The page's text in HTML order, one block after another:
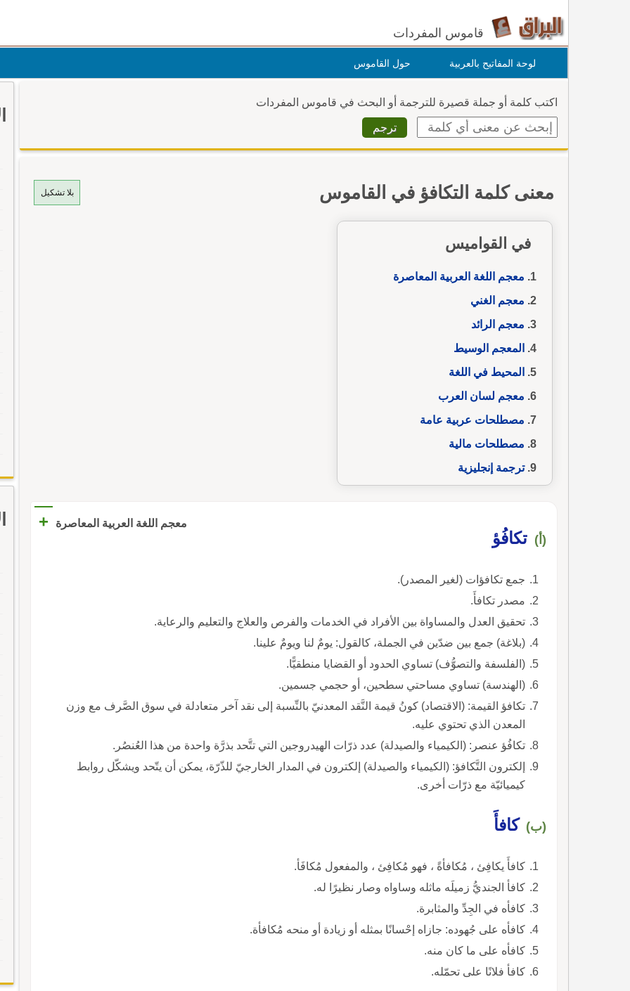
قاموس المفردات
لوحة المفاتيح بالعربية حول القاموس
اكتب كلمة أو جملة قصيرة للترجمة أو البحث في قاموس المفردات
بلا تشكيل معنى كلمة التكافؤ في القاموس
في القواميس
معجم اللغة العربية المعاصرة
معجم الغني
معجم الرائد
المعجم الوسيط
المحيط في اللغة
معجم لسان العرب
مصطلحات عربية عامة
مصطلحات مالية
ترجمة إنجليزية
معجم اللغة العربية المعاصرة +
(أ) تكافُؤ
جمع تكافؤات (لغير المصدر).
مصدر تكافأَ.
تحقيق العدل والمساواة بين الأفراد في الخدمات والفرص والعلاج والتعليم والرعاية.
(بلاغة) جمع بين ضدّين في الجملة، كالقول: يومٌ لنا ويومٌ علينا.
(الفلسفة والتصوُّف) تساوي الحدود أو القضايا منطقيًّا.
(الهندسة) تساوي مساحتي سطحين، أو حجمي جسمين.
تكافؤ القيمة: (الاقتصاد) كونُ قيمة النَّقد المعدنيّ بالنِّسبة إلى نقد آخر متعادلة في سوق الصَّرف مع وزن
المعدن الذي تحتوي عليه.
تكافُؤ عنصر: (الكيمياء والصيدلة) عدد ذرّات الهيدروجين التي تتَّحد بذرَّة واحدة من هذا العُنصُر.
إلكترون التَّكافؤ: (الكيمياء والصيدلة) إلكترون في المدار الخارجيّ للذّرّة، يمكن أن يتّحد ويشكّل روابط
كيميائيّة مع ذرّات أخرى.
(ب) كافأَ
كافأَ يكافِئ ، مُكافأةً ، فهو مُكافِئ ، والمفعول مُكافَأ.
كافأ الجنديُّ زميلَه ماثله وساواه وصار نظيرًا له.
كافأه في الجِدِّ والمثابرة.
كافأه على جُهوده: جازاه إحْسانًا بمثله أو زيادة أو منحه مُكافأة.
كافأه على ما كان منه.
كافأ فلانًا على تحمّله.